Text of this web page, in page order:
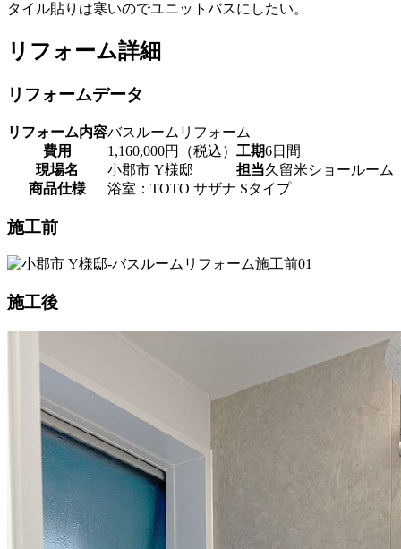
タイル貼りは寒いのでユニットバスにしたい。
リフォーム詳細
リフォームデータ
リフォーム内容バスルームリフォーム
費用
1,160,000円（税込） 工期6日間
現場名
小郡市 Y様邸 担当久留米ショールーム
商品仕様
浴室：TOTO サザナ Sタイプ
施工前
施工後